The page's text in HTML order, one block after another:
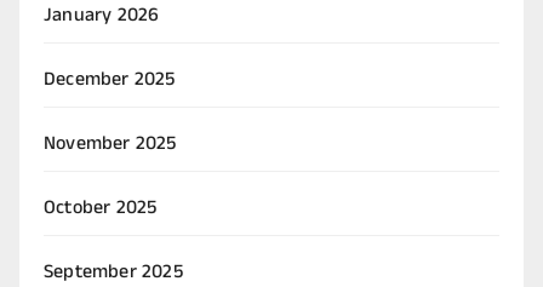
January 2026
December 2025
November 2025
October 2025
September 2025